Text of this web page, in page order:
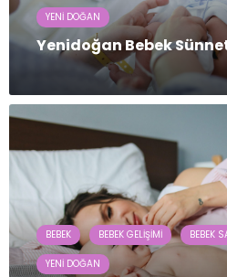
YENI DOĞAN
Yenidoğan Bebek
BEBEK BEBEK GELIŞIMI BEBEK
YENI DOĞAN